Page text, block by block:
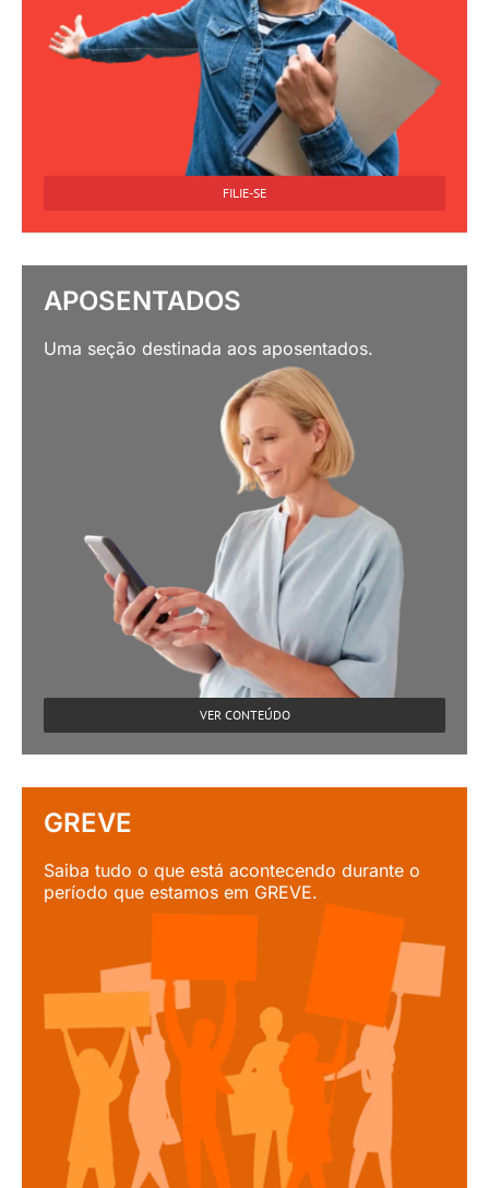
FILIE-SE
APOSENTADOS
Uma seção destinada aos aposentados.
VER CONTEÚDO
GREVE
Saiba tudo o que está acontecendo durante o
período que estamos em GREVE.